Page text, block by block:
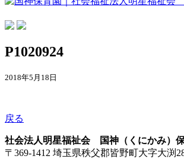
P1020924
2018年5月18日
戻る
社会法人明星福祉会 国神（くにかみ）
〒369-1412 埼玉県秩父郡皆野町大字大渕